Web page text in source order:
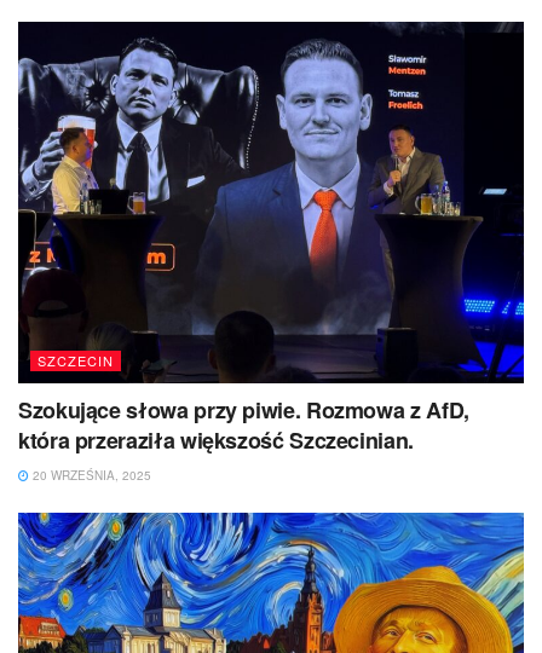
SZCZECIN
Szokujące słowa przy piwie. Rozmowa z AfD,
która przeraziła większość Szczecinian.
20 WRZEŚNIA, 2025